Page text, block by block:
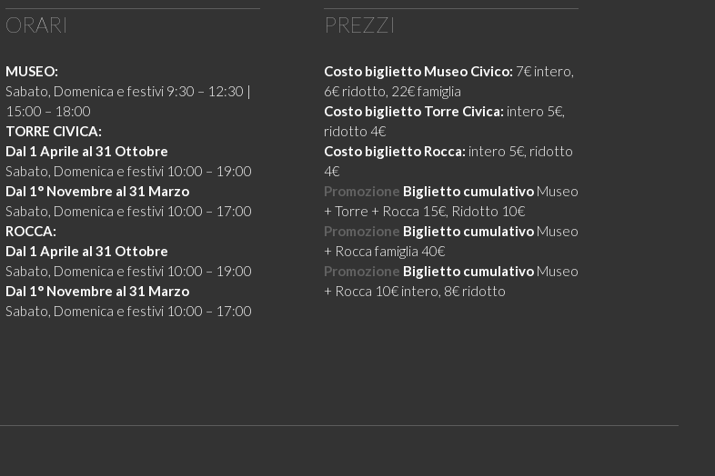
ORARI
MUSEO:
Sabato, Domenica e festivi 9:30 – 12:30 |
15:00 – 18:00
TORRE CIVICA:
Dal 1 Aprile al 31 Ottobre
Sabato, Domenica e festivi 10:00 – 19:00
Dal 1° Novembre al 31 Marzo
Sabato, Domenica e festivi 10:00 – 17:00
ROCCA:
Dal 1 Aprile al 31 Ottobre
Sabato, Domenica e festivi 10:00 – 19:00
Dal 1° Novembre al 31 Marzo
Sabato, Domenica e festivi 10:00 – 17:00
PREZZI
Costo biglietto Museo Civico: 7€ intero,
6€ ridotto, 22€ famiglia
Costo biglietto Torre Civica: intero 5€,
ridotto 4€
Costo biglietto Rocca: intero 5€, ridotto
4€
Promozione Biglietto cumulativoMuseo
+ Torre + Rocca 15€, Ridotto 10€
Promozione Biglietto cumulativoMuseo
+ Rocca famiglia 40€
Promozione Biglietto cumulativoMuseo
+ Rocca 10€ intero, 8€ ridotto